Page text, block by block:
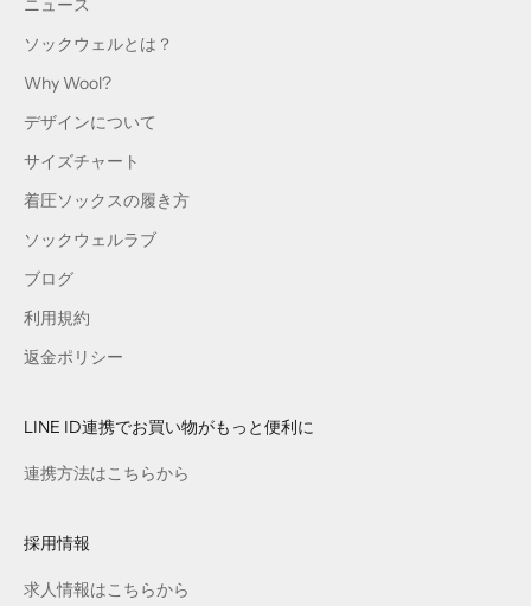
ソックウェルとは？
Why Wool?
デザインについて
サイズチャート
着圧ソックスの履き方
ソックウェルラブ
ブログ
利用規約
返金ポリシー
LINE ID連携でお買い物がもっと便利に
連携方法はこちらから
採用情報
求人情報はこちらから